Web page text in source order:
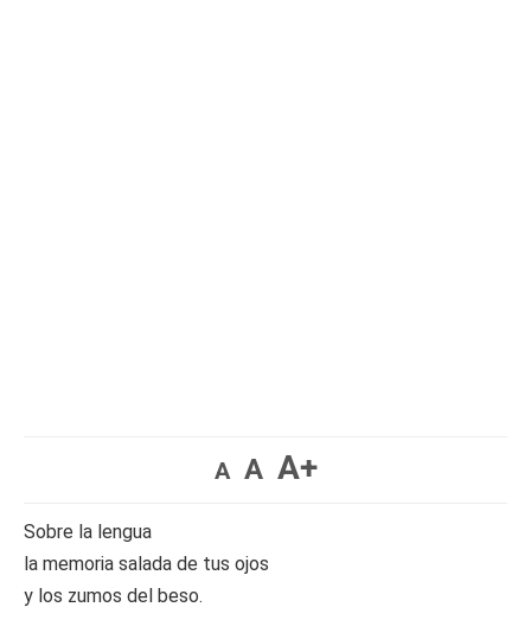
A A A+
Sobre la lengua
la memoria salada de tus ojos
y los zumos del beso.